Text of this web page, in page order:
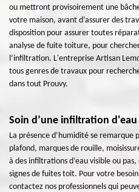
ou mettront provisoirement une
votre maison, avant d’assurer des
disposition pour assurer toutes
analyse de fuite toiture, pour
l’infiltration. L'entreprise Artisan
tous genres de travaux pour
dans tout Prouvy.
Soin d’une infiltration
La présence d’humidité se remarque
plafond, marques de rouille,
à des infiltrations d’eau visible ou
signes de fuites toit. Pour votre
contactez nos professionnels qui